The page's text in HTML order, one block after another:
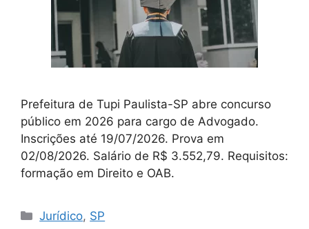
Prefeitura de Tupi Paulista-SP abre concurso
público em 2026 para cargo de Advogado.
Inscrições até 19/07/2026. Prova em
02/08/2026. Salário de R$ 3.552,79. Requisitos:
formação em Direito e OAB.
Categorias
Jurídico, SP